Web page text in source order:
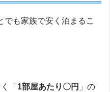
でも家族で安く泊まるこ
「 1部屋あたり〇円 」の